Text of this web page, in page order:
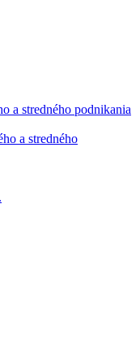
a stredného podnikania
a stredného